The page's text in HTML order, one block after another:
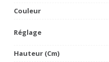
Couleur
Réglage
Hauteur (cm)